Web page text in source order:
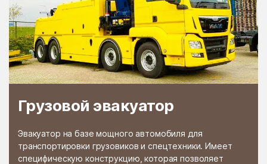
Грузовой эвакуатор
Эвакуатор на базе мощного автомобиля для
транспортировки грузовиков и спецтехники. Имеет
специфическую конструкцию, которая позволяет